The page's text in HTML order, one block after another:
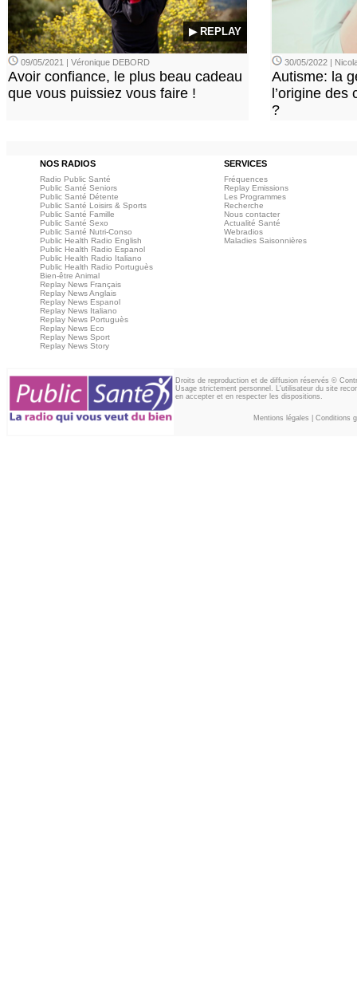
▶ REPLAY
09/05/2021 | Véronique DEBORD
Avoir confiance, le plus beau cadeau
que vous puissiez vous faire !
30/05/2022 |
Autisme: la
l’origine
?
NOS RADIOS SERVICES
Radio Public Santé
Public Santé Seniors
Public Santé Détente
Public Santé Loisirs & Sports
Public Santé Famille
Public Santé Sexo
Public Santé Nutri-Conso
Public Health Radio English
Public Health Radio Espanol
Public Health Radio Italiano
Public Health Radio Portuguès
Bien-être Animal
Replay News Français
Replay News Anglais
Replay News Espanol
Replay News Italiano
Replay News Portuguès
Replay News Eco
Replay News Sport
Replay News Story
Fréquences
Replay Emissions
Les Programmes
Recherche
Nous contacter
Actualité Santé
Webradios
Maladies Saisonnières
Droits de reproduction et de diffusion réservés ©
Usage strictement personnel. L'utilisateur du site
en accepter et en respecter les dispositions.
Mentions légales Conditions